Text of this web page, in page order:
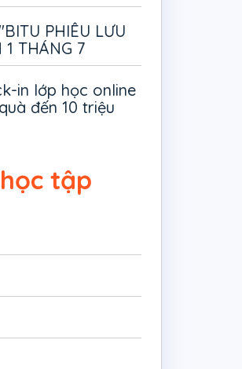
PHIÊU LƯU
1 THÁNG 7
in lớp học online
đến 10 triệu
tập